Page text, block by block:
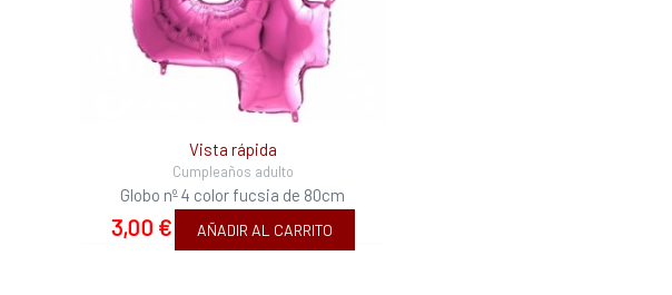
Vista rápida
Cumpleaños adulto
Globo nº 4 color fucsia de 80cm
3,00 € AÑADIR AL CARRITO